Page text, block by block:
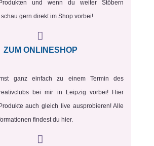
und wenn du weiter Stöbern
gern direkt im Shop vorbei!

ZUM ONLINESHOP
ganz einfach zu einem Termin des
bei mir in Leipzig vorbei! Hier
auch gleich live ausprobieren! Alle
findest du hier.
